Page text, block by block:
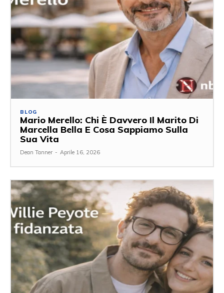
BLOG
Mario Merello: Chi È Davvero Il Marito Di
Marcella Bella E Cosa Sappiamo Sulla
Sua Vita
Dean Tanner - Aprile 16, 2026